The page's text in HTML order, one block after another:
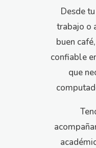
Desde
trabajo o
buen
confiable
que